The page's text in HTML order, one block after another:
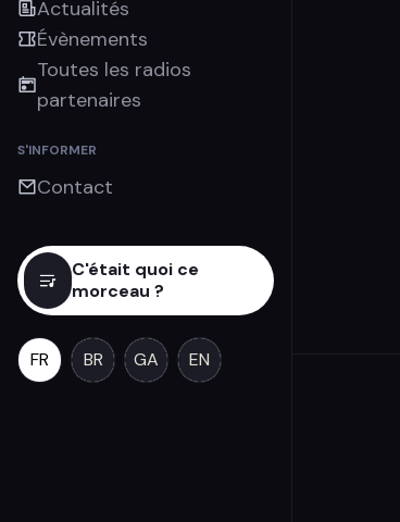
Actualités
Évènements
Toutes les radios
partenaires
S'INFORMER
Contact
C'était quoi ce
morceau ?
FR BR GA EN